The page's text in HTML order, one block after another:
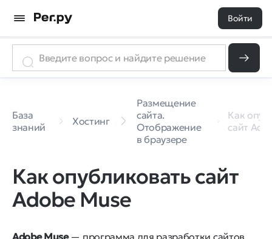
Войти
База
знаний
Хостинг
Размещение
сайта.
Отображение
в браузере
Как
сайт
Как опубликовать сайт
Adobe Muse
Adobe Muse— программа для разработки сайтов